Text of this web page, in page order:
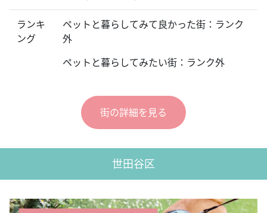
ランキ
ング
ペットと暮らしてみて良かった街：ランク
外
ペットと暮らしてみたい街：ランク外
街の詳細を見る
世田谷区